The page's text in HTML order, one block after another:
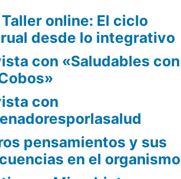
online: El ciclo
desde lo integrativo
con «Saludables con
con
pensamientos y sus
en el organismo